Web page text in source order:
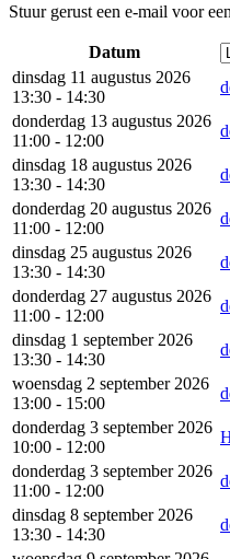
Stuur gerust een e-mail voor
Datum
dinsdag 11 augustus 2026
13:30 - 14:30
donderdag 13 augustus 2026
11:00 - 12:00
dinsdag 18 augustus 2026
13:30 - 14:30
donderdag 20 augustus 2026
11:00 - 12:00
dinsdag 25 augustus 2026
13:30 - 14:30
donderdag 27 augustus 2026
11:00 - 12:00
dinsdag 1 september 2026
13:30 - 14:30
woensdag 2 september 2026
13:00 - 15:00
donderdag 3 september 2026
10:00 - 12:00
donderdag 3 september 2026
11:00 - 12:00
dinsdag 8 september 2026
13:30 - 14:30